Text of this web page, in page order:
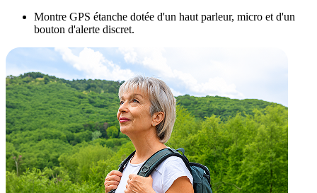
Montre GPS étanche dotée d'un haut parleur, micro et d'un
bouton d'alerte discret.